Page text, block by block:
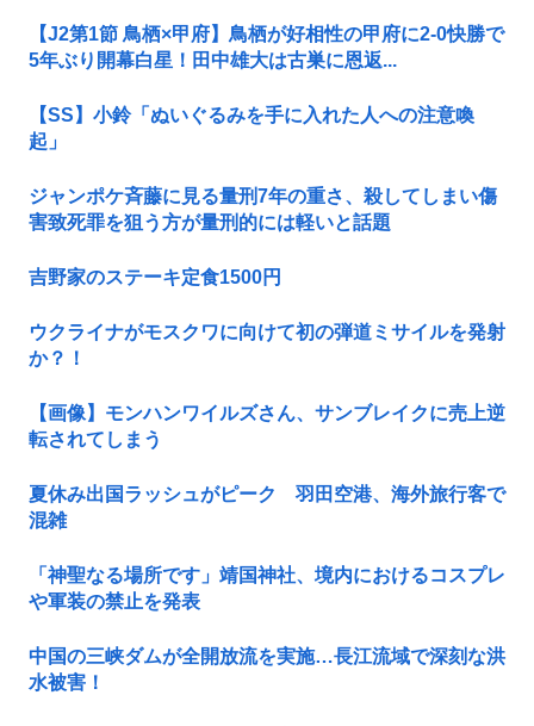
【J2第1節 鳥栖×甲府】鳥栖が好相性の甲府に2-0快勝で
5年ぶり開幕白星！田中雄大は古巣に恩返...
【SS】小鈴「ぬいぐるみを手に入れた人への注意喚
起」
ジャンポケ斉藤に見る量刑7年の重さ、殺してしまい傷
害致死罪を狙う方が量刑的には軽いと話題
吉野家のステーキ定食1500円
ウクライナがモスクワに向けて初の弾道ミサイルを発射
か？！
【画像】モンハンワイルズさん、サンブレイクに売上逆
転されてしまう
夏休み出国ラッシュがピーク 羽田空港、海外旅行客で
混雑
「神聖なる場所です」靖国神社、境内におけるコスプレ
や軍装の禁止を発表
中国の三峡ダムが全開放流を実施…長江流域で深刻な洪
水被害！